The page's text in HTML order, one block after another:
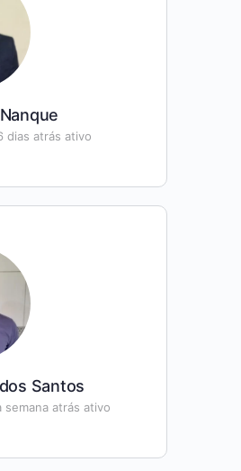
dias atrás ativo
Santos
semana atrás ativo